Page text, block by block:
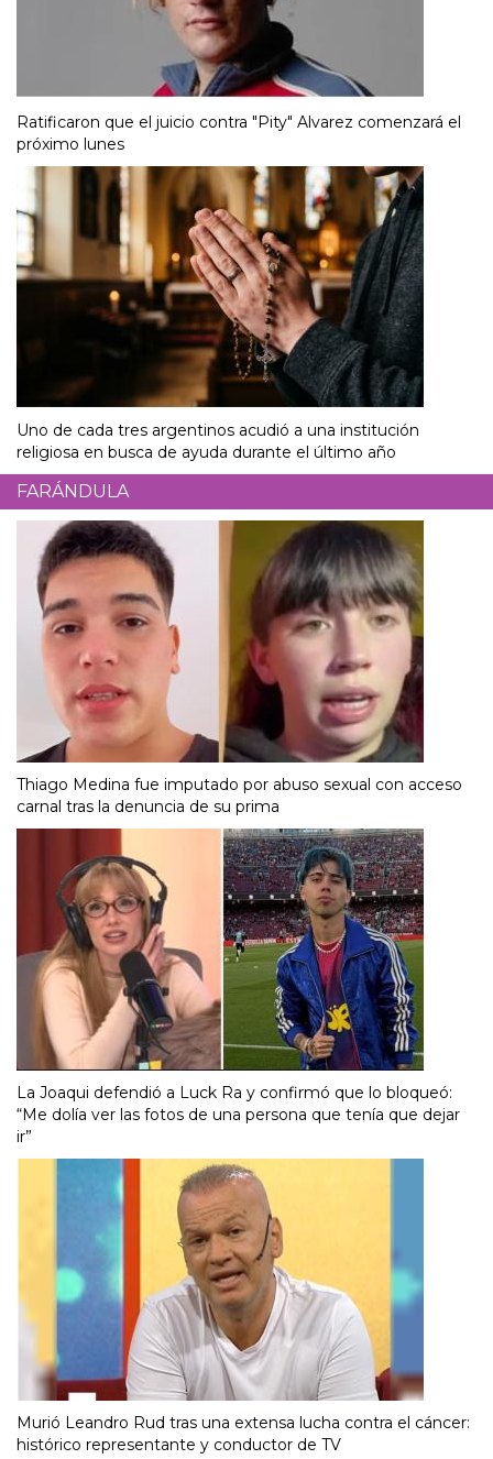
Ratificaron que el juicio contra "Pity" Alvarez comenzará el
próximo lunes
Uno de cada tres argentinos acudió a una institución
religiosa en busca de ayuda durante el último año
FARÁNDULA
Thiago Medina fue imputado por abuso sexual con acceso
carnal tras la denuncia de su prima
La Joaqui defendió a Luck Ra y confirmó que lo bloqueó:
“Me dolía ver las fotos de una persona que tenía que dejar
ir”
Murió Leandro Rud tras una extensa lucha contra el cáncer:
histórico representante y conductor de TV